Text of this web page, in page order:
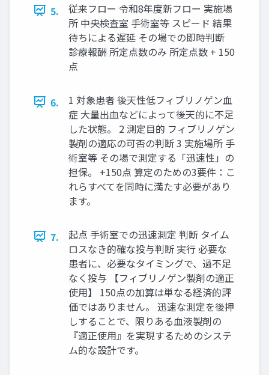
5.
従来フロー 令和8年度新フロー 実施場
所 中央検査室 手術室等 スピード 結果
待ちによる遅延 その場での即時判断
診療報酬 所定点数のみ 所定点数 + 150
点
6.
1 対象患者 後天性低フィブリノゲン血
症 大量出血などによって後天的に不足
した状態。 2 測定目的 フィブリノゲン
製剤の適応の可否の判断 3 実施場所 手
術室等 その場で測定する「迅速性」の
担保。 +150点 算定のための3要件：こ
れらすべてを同時に満たす必要があり
ます。
7.
起点 手術室での迅速測定 判断 タイム
ロスなき的確な投与判断 実行 必要な
患者に、必要なタイミングで、過不足
なく投与 【フィブリノゲン製剤の適正
使用】 150点の加算は単なる経済的評
価ではありません。 迅速な測定を後押
しすることで、限りある血液製剤の
『適正使用』を実現するためのシステ
ム的な設計です。